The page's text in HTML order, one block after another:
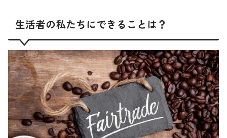
生活者の私たちにできることは？